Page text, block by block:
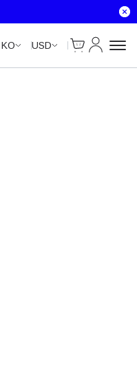
KO USD
Cart
내 계정